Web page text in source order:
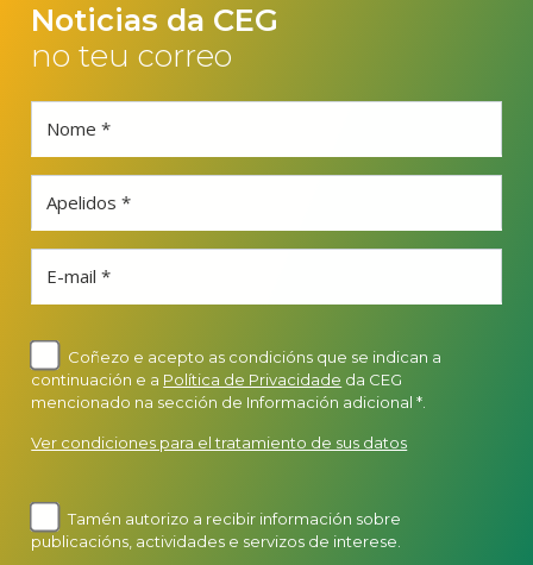
Noticias da CEG
no teu correo
Nome *
Apelidos *
E-mail *
Coñezo e acepto as condicións que se indican a
continuación e a Política de Privacidade da CEG
mencionado na sección de Información adicional *.
Ver condiciones para el tratamiento de sus datos
Tamén autorizo a recibir información sobre
publicacións, actividades e servizos de interese.